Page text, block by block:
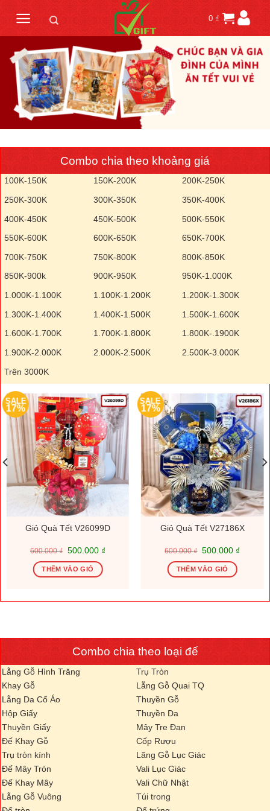
content
0 ₫
Combo chia theo khoảng giá
100K-150K 150K-200K
200K-250K
250K-300K
300K-350K
350K-400K
400K-450K
450K-500K
500K-550K
550K-600K
600K-650K
650K-700K
700K-750K
750K-800K
800K-850K
850K-900k
900K-950K
950K-1.000K
1.000K-1.100K
1.100K-1.200K
1.200K-1.300K
1.300K-1.400K
1.400K-1.500K
1.500K-1.600K
1.600K-1.700K
1.700K-1.800K
1.800K-.1900K
1.900K-2.000K
2.000K-2.500K
2.500K-3.000K
Trên 3000K
SALE
17%
Giỏ Quà Tết V26099D
600.000₫
Giá
là:
600.000 ₫.
500.000 ₫Giá
THÊM VÀO GIỎ
SALE
17%
Giỏ Quà Tết V27186X
600.000₫
Giá
là:
600.000 ₫.
500.000 ₫Giá
THÊM VÀO GIỎ
Combo chia theo loại đế
Lẵng Gỗ Hình Trăng
Trụ Tròn
Khay Gỗ
Lẵng Gỗ Quai TQ
Lẵng Da Cổ Áo
Thuyền Gỗ
Hộp Giấy
Thuyền Da
Thuyền Giấy
Mây Tre Đan
Đế Khay Gỗ
Cốp Rượu
Trụ tròn kính
Lãng Gỗ Lục Giác
Đế Mây Tròn
Vali Lục Giác
Đế Khay Mây
Vali Chữ Nhật
Lẵng Gỗ Vuông
Túi trong